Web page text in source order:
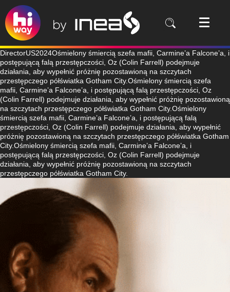
DirectorUS2024Ośmielony śmiercią szefa mafii, Carmine’a Falcone’a, i
postępującą falą przestępczości, Oz (Colin Farrell) podejmuje
działania, aby wypełnić próżnię pozostawioną na szczytach
przestępczego półświatka Gotham City.Ośmielony śmiercią szefa
mafii, Carmine’a Falcone’a, i postępującą falą przestępczości, Oz
(Colin Farrell) podejmuje działania, aby wypełnić próżnię pozostawioną
na szczytach przestępczego półświatka Gotham City.Ośmielony
śmiercią szefa mafii, Carmine’a Falcone’a, i postępującą falą
przestępczości, Oz (Colin Farrell) podejmuje działania, aby wypełnić
próżnię pozostawioną na szczytach przestępczego półświatka Gotham
City.Ośmielony śmiercią szefa mafii, Carmine’a Falcone’a, i
postępującą falą przestępczości, Oz (Colin Farrell) podejmuje
działania, aby wypełnić próżnię pozostawioną na szczytach
przestępczego półświatka Gotham City.